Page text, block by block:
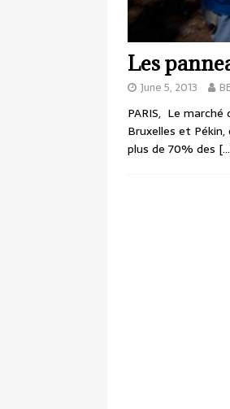
Les
June 5, 2013
PARIS, Le
Bruxelles et Pékin,
plus de 70% des